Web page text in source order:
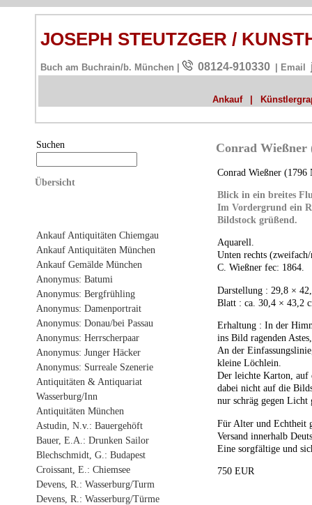
JOSEPH STEUTZGER /
Buch am Buchrain/b. München | 08124-910330 | Email
Ankauf
Suchen
Übersicht
Ankauf Antiquitäten Chiemgau
Ankauf Antiquitäten München
Ankauf Gemälde München
Anonymus: Batumi
Anonymus: Bergfrühling
Anonymus: Damenportrait
Anonymus: Donau/bei Passau
Anonymus: Herrscherpaar
Anonymus: Junger Häcker
Anonymus: Surreale Szenerie
Antiquitäten & Antiquariat
Wasserburg/Inn
Antiquitäten München
Astudin, N.v.: Bauergehöft
Bauer, E.A.: Drunken Sailor
Blechschmidt, G.: Budapest
Croissant, E.: Chiemsee
Devens, R.: Wasserburg/Turm
Devens, R.: Wasserburg/Türme
Conrad Wießner
Conrad Wießner
Blick in ein breites
Im Vordergrund ein
Bildstock grüßend.
Aquarell.
Unten rechts
C. Wießner fec: 1864.
Darstellung : 29,8 ×
Blatt : ca. 30,4 × 43,2
Erhaltung : In der
ins Bild ragenden
An der
kleine Löchlein.
Der leichte Karton, auf
dabei nicht auf die
nur schräg gegen Licht
Für Alter und Echtheit
Versand innerhalb
Eine sorgfältige und
750 EUR